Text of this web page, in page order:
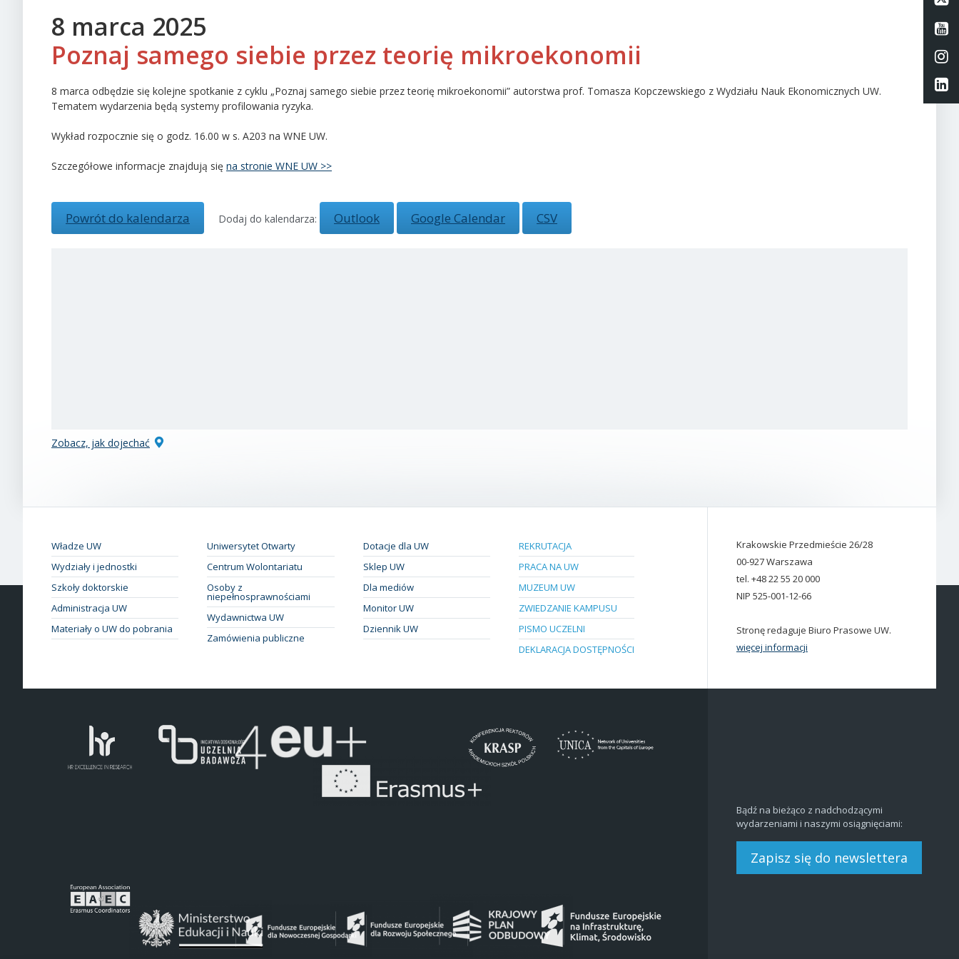
8 marca 2025
Poznaj samego siebie przez teorię mikroekonomii
8 marca odbędzie się kolejne spotkanie z cyklu „Poznaj samego siebie przez teorię mikroekonomii” autorstwa prof. Tomasza Kopczewskiego z Wydziału Nauk Ekonomicznych UW.
Tematem wydarzenia będą systemy profilowania ryzyka.
Wykład rozpocznie się o godz. 16.00 w s. A203 na WNE UW.
Szczegółowe informacje znajdują się na stronie WNE UW >>
Powrót do kalendarza Dodaj do kalendarza: Outlook Google Calendar CSV
Zobacz, jak dojechać
Władze UW
Wydziały i jednostki
Szkoły doktorskie
Administracja UW
Materiały o UW do pobrania
Uniwersytet Otwarty
Centrum Wolontariatu
Osoby z
niepełnosprawnościami
Wydawnictwa UW
Zamówienia publiczne
Dotacje dla UW
Sklep UW
Dla mediów
Monitor UW
Dziennik UW
REKRUTACJA
PRACA NA UW
MUZEUM UW
ZWIEDZANIE KAMPUSU
PISMO UCZELNI
DEKLARACJA DOSTĘPNOŚCI
Krakowskie Przedmieście 26/28
00-927 Warszawa
tel. +48 22 55 20 000
NIP 525-001-12-66
Stronę redaguje Biuro Prasowe UW.
więcej informacji
Bądź na bieżąco z nadchodzącymi
wydarzeniami i naszymi osiągnięciami:
Zapisz się do newslettera